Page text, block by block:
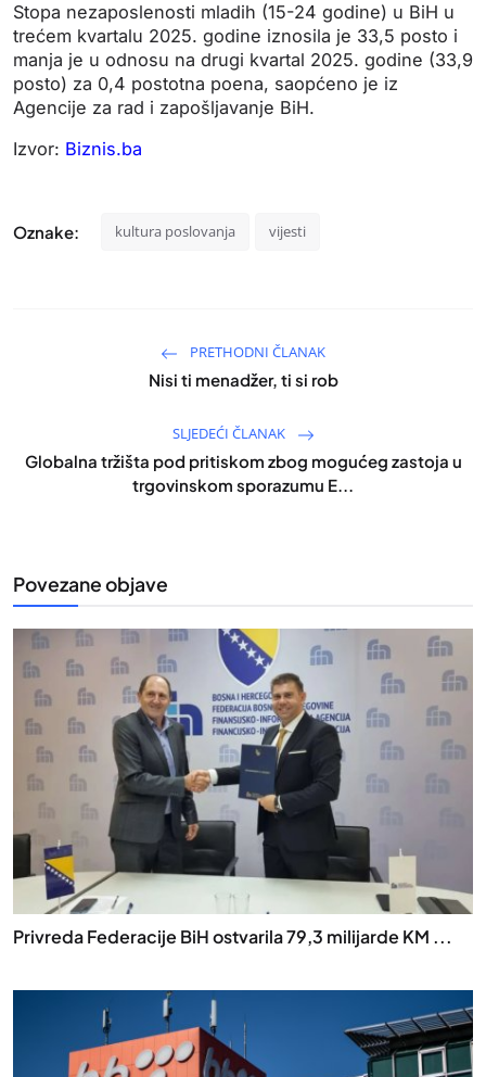
Stopa nezaposlenosti mladih (15-24 godine) u BiH u
trećem kvartalu 2025. godine iznosila je 33,5 posto i
manja je u odnosu na drugi kvartal 2025. godine (33,9
posto) za 0,4 postotna poena, saopćeno je iz
Agencije za rad i zapošljavanje BiH.
Izvor: Biznis.ba
Oznake: kultura poslovanja vijesti
PRETHODNI ČLANAK
Nisi ti menadžer, ti si rob
SLJEDEĆI ČLANAK
Globalna tržišta pod pritiskom zbog mogućeg zastoja u
trgovinskom sporazumu E...
Povezane objave
Privreda Federacije BiH ostvarila 79,3 milijarde KM ...